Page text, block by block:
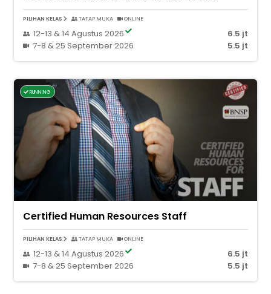
PILIHAN KELAS TATAP MUKA ONLINE
12-13 & 14 Agustus 2026
6.5 jt
7-8 & 25 September 2026
5.5 jt
RUNNING
Certified Human Resources Staff
PILIHAN KELAS TATAP MUKA ONLINE
12-13 & 14 Agustus 2026
6.5 jt
7-8 & 25 September 2026
5.5 jt